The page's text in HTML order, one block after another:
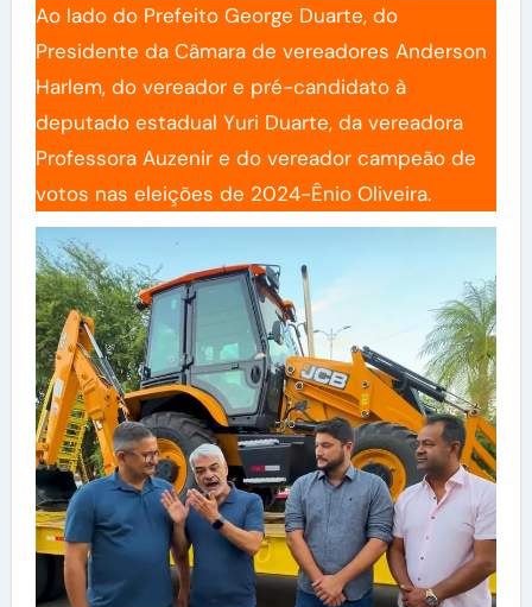
Ao lado do Prefeito George Duarte, do
Presidente da Câmara de vereadores Anderson
Harlem, do vereador e pré-candidato à
deputado estadual Yuri Duarte, da vereadora
Professora Auzenir e do vereador campeão de
votos nas eleições de 2024-Ênio Oliveira.